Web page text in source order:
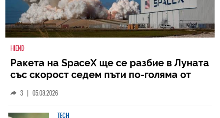
HIEND
Ракета на SpaceX ще се разбие в Луната
със скорост седем пъти по-голяма от
3 | 05.08.2026
TECH